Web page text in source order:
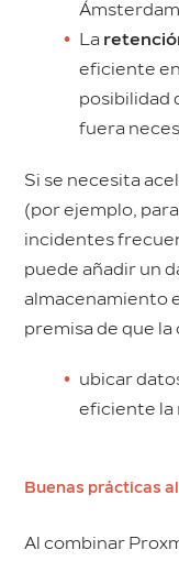
La
eficiente
posibilidad
fuera
Si se necesita
(por ejemplo,
incidentes
puede añadir un
almacenamiento
premisa de que la
ubicar
eficiente la
Buenas prácticas
Al combinar